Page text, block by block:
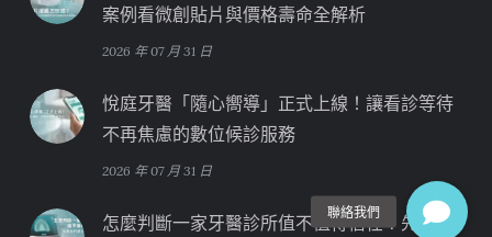
案例看微創貼片與價格壽命全解析
2026 年 07 月 31 日
悅庭牙醫「隨心嚮導」正式上線！讓看診等待
不再焦慮的數位候診服務
2026 年 07 月 31 日
怎麼判斷一家牙醫診所值不值得信任？先看他